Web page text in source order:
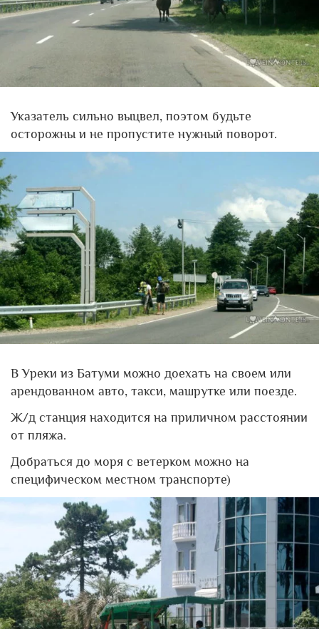
Указатель сильно выцвел, поэтом будьте
осторожны и не пропустите нужный поворот.
В Уреки из Батуми можно доехать на своем или
арендованном авто, такси, машрутке или поезде.
Ж/д станция находится на приличном расстоянии
от пляжа.
Добраться до моря с ветерком можно на
специфическом местном транспорте)